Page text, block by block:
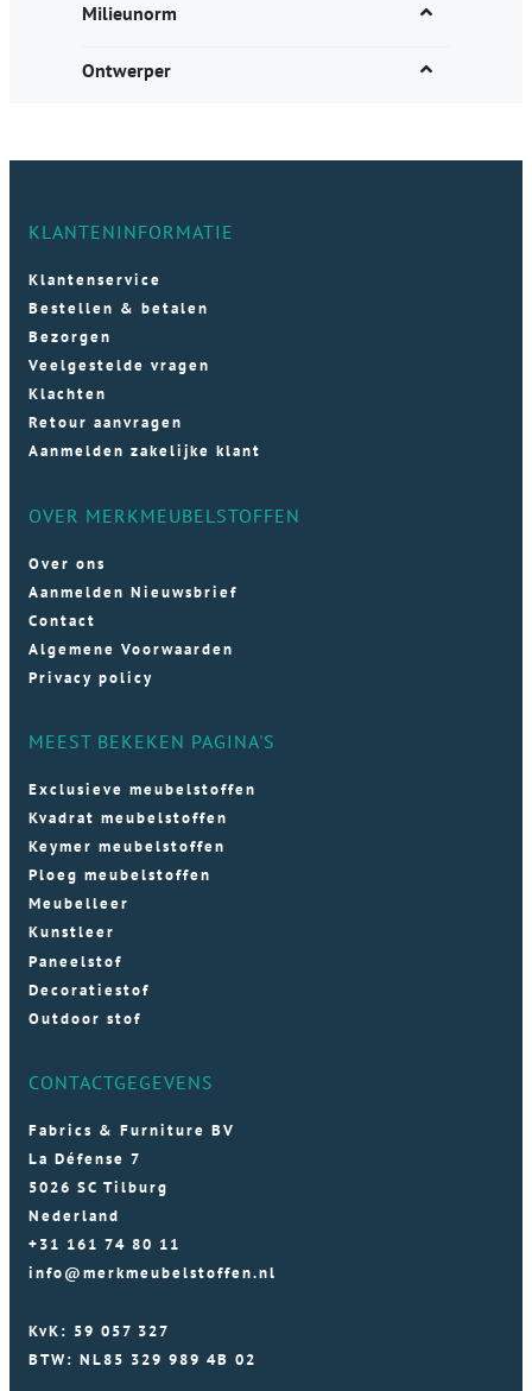
Milieunorm
Ontwerper
KLANTENINFORMATIE
Klantenservice
Bestellen & betalen
Bezorgen
Veelgestelde vragen
Klachten
Retour aanvragen
Aanmelden zakelijke klant
OVER MERKMEUBELSTOFFEN
Over ons
Aanmelden Nieuwsbrief
Contact
Algemene Voorwaarden
Privacy policy
MEEST BEKEKEN PAGINA'S
Exclusieve meubelstoffen
Kvadrat meubelstoffen
Keymer meubelstoffen
Ploeg meubelstoffen
Meubelleer
Kunstleer
Paneelstof
Decoratiestof
Outdoor stof
CONTACTGEGEVENS
Fabrics & Furniture BV
La Défense 7
5026 SC Tilburg
Nederland
+31 161 74 80 11
info@merkmeubelstoffen.nl
KvK: 59 057 327
BTW: NL85 329 989 4B 02